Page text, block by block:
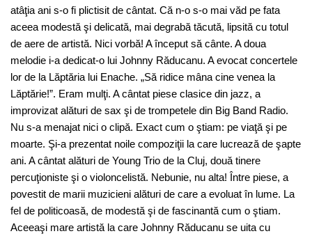
atâţia ani s-o fi plictisit de cântat. Că n-o s-o mai văd pe fata
aceea modestă şi delicată, mai degrabă tăcută, lipsită cu totul
de aere de artistă. Nici vorbă! A început să cânte. A doua
melodie i-a dedicat-o lui Johnny Răducanu. A evocat concertele
lor de la Lăptăria lui Enache. „Să ridice mâna cine venea la
Lăptărie!”. Eram mulţi. A cântat piese clasice din jazz, a
improvizat alături de sax şi de trompetele din Big Band Radio.
Nu s-a menajat nici o clipă. Exact cum o ştiam: pe viaţă şi pe
moarte. Şi-a prezentat noile compoziţii la care lucrează de şapte
ani. A cântat alături de Young Trio de la Cluj, două tinere
percuţioniste şi o violoncelistă. Nebunie, nu alta! Între piese, a
povestit de marii muzicieni alături de care a evoluat în lume. La
fel de politicoasă, de modestă şi de fascinantă cum o ştiam.
Aceeaşi mare artistă la care Johnny Răducanu se uita cu